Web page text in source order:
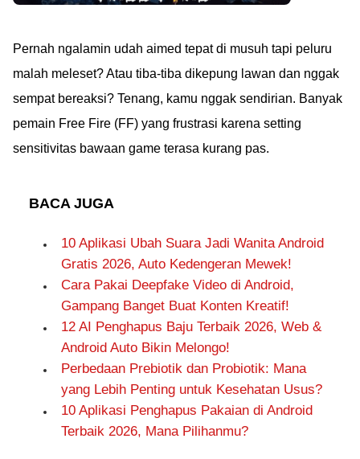
Pernah ngalamin udah aimed tepat di musuh tapi peluru
malah meleset? Atau tiba-tiba dikepung lawan dan nggak
sempat bereaksi? Tenang, kamu nggak sendirian. Banyak
pemain Free Fire (FF) yang frustrasi karena setting
sensitivitas bawaan game terasa kurang pas.
BACA JUGA
10 Aplikasi Ubah Suara Jadi Wanita Android
Gratis 2026, Auto Kedengeran Mewek!
Cara Pakai Deepfake Video di Android,
Gampang Banget Buat Konten Kreatif!
12 AI Penghapus Baju Terbaik 2026, Web &
Android Auto Bikin Melongo!
Perbedaan Prebiotik dan Probiotik: Mana
yang Lebih Penting untuk Kesehatan Usus?
10 Aplikasi Penghapus Pakaian di Android
Terbaik 2026, Mana Pilihanmu?